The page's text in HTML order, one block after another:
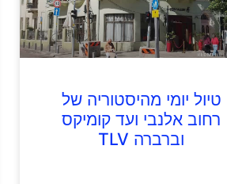
טיול יומי מהיסטוריה של
רחוב אלנבי ועד קומיקס
וברברה TLV